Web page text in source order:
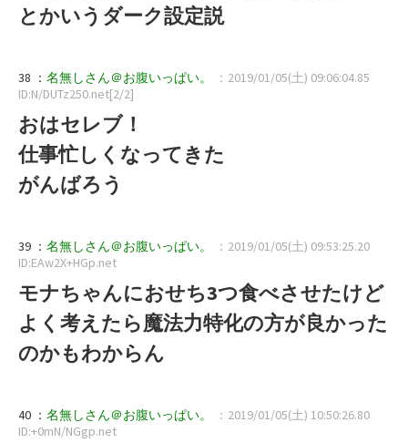
とかいうダーク設定説
38 ： 名無しさん＠お腹いっぱい。
：2019/01/05(土) 09:06:04.85
ID:N/DUTz250.net[2/2]
おはセレブ！
仕事忙しくなってきた
がんばろう
39 ： 名無しさん＠お腹いっぱい。
：2019/01/05(土) 09:53:25.20
ID:EAw2X+HGp.net
モナちゃんにおせち3つ食べさせたけど
よく考えたら魔法力特化の方が良かった
のかもわからん
40 ： 名無しさん＠お腹いっぱい。
：2019/01/05(土) 10:50:26.80
ID:+0mN/NGgp.net